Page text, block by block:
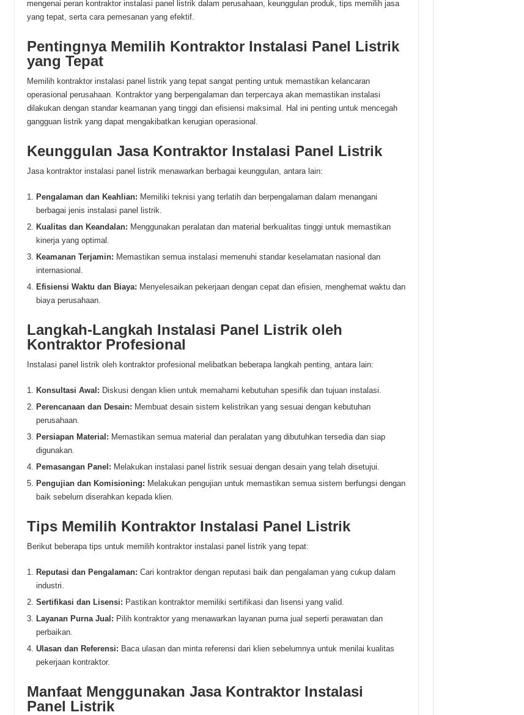
mengenai peran kontraktor instalasi panel listrik dalam perusahaan, keunggulan produk, tips memilih jasa
yang tepat, serta cara pemesanan yang efektif.
Pentingnya Memilih Kontraktor Instalasi Panel Listrik
yang Tepat
Memilih kontraktor instalasi panel listrik yang tepat sangat penting untuk memastikan kelancaran
operasional perusahaan. Kontraktor yang berpengalaman dan terpercaya akan memastikan instalasi
dilakukan dengan standar keamanan yang tinggi dan efisiensi maksimal. Hal ini penting untuk mencegah
gangguan listrik yang dapat mengakibatkan kerugian operasional.
Keunggulan Jasa Kontraktor Instalasi Panel Listrik
Jasa kontraktor instalasi panel listrik menawarkan berbagai keunggulan, antara lain:
Pengalaman dan Keahlian: Memiliki teknisi yang terlatih dan berpengalaman dalam menangani
berbagai jenis instalasi panel listrik.
Kualitas dan Keandalan: Menggunakan peralatan dan material berkualitas tinggi untuk memastikan
kinerja yang optimal.
Keamanan Terjamin: Memastikan semua instalasi memenuhi standar keselamatan nasional dan
internasional.
Efisiensi Waktu dan Biaya: Menyelesaikan pekerjaan dengan cepat dan efisien, menghemat waktu dan
biaya perusahaan.
Langkah-Langkah Instalasi Panel Listrik oleh
Kontraktor Profesional
Instalasi panel listrik oleh kontraktor profesional melibatkan beberapa langkah penting, antara lain:
Konsultasi Awal: Diskusi dengan klien untuk memahami kebutuhan spesifik dan tujuan instalasi.
Perencanaan dan Desain: Membuat desain sistem kelistrikan yang sesuai dengan kebutuhan
perusahaan.
Persiapan Material: Memastikan semua material dan peralatan yang dibutuhkan tersedia dan siap
digunakan.
Pemasangan Panel: Melakukan instalasi panel listrik sesuai dengan desain yang telah disetujui.
Pengujian dan Komisioning: Melakukan pengujian untuk memastikan semua sistem berfungsi dengan
baik sebelum diserahkan kepada klien.
Tips Memilih Kontraktor Instalasi Panel Listrik
Berikut beberapa tips untuk memilih kontraktor instalasi panel listrik yang tepat:
Reputasi dan Pengalaman: Cari kontraktor dengan reputasi baik dan pengalaman yang cukup dalam
industri.
Sertifikasi dan Lisensi: Pastikan kontraktor memiliki sertifikasi dan lisensi yang valid.
Layanan Purna Jual: Pilih kontraktor yang menawarkan layanan purna jual seperti perawatan dan
perbaikan.
Ulasan dan Referensi: Baca ulasan dan minta referensi dari klien sebelumnya untuk menilai kualitas
pekerjaan kontraktor.
Manfaat Menggunakan Jasa Kontraktor Instalasi
Panel Listrik